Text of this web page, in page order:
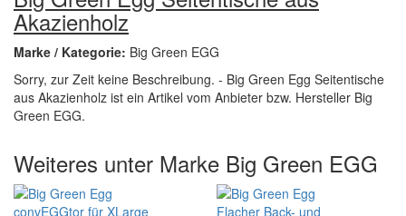
Akazienholz
Marke / Kategorie: Big Green EGG
Sorry, zur Zeit keine Beschreibung. - Big Green Egg Seitentische
aus Akazienholz ist ein Artikel vom Anbieter bzw. Hersteller Big
Green EGG.
Weiteres unter Marke Big Green EGG